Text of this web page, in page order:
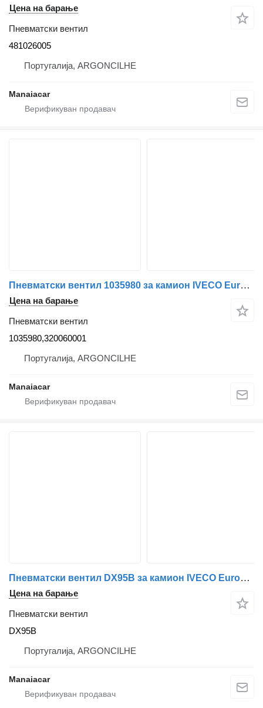
Цена на барање
Пневматски вентил
481026005
Португалија, ARGONCILHE
Manaiacar
Пневматски вентил 1035980 за камион IVECO EuroCargo I-III | 91 - 15
Цена на барање
Пневматски вентил
1035980,320060001
Португалија, ARGONCILHE
Manaiacar
Пневматски вентил DX95B за камион IVECO EuroCargo I-III | 91 - 15
Цена на барање
Пневматски вентил
DX95B
Португалија, ARGONCILHE
Manaiacar